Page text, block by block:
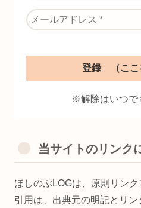
※解除はいつで
当サイトのリンク
ほしのぶLOGは、原則リンク
引用は、出典元の明記とリ